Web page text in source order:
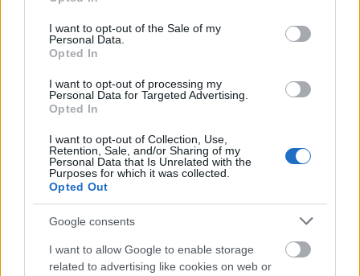
use your data for below specified purposes in below Google
consent section.
I want to opt-out of the Sale of my
Personal Data.
Opted In
I want to opt-out of processing my
Personal Data for Targeted Advertising.
Opted In
I want to opt-out of Collection, Use,
Retention, Sale, and/or Sharing of my
Personal Data that Is Unrelated with the
Purposes for which it was collected.
Opted Out
Google consents
I want to allow Google to enable storage
related to advertising like cookies on web or
Az atomerőmű egyetlen hatása a környezetre, hogy a
Duna vizét némileg felmelegíti
MAGYAR ÉPÍTŐK